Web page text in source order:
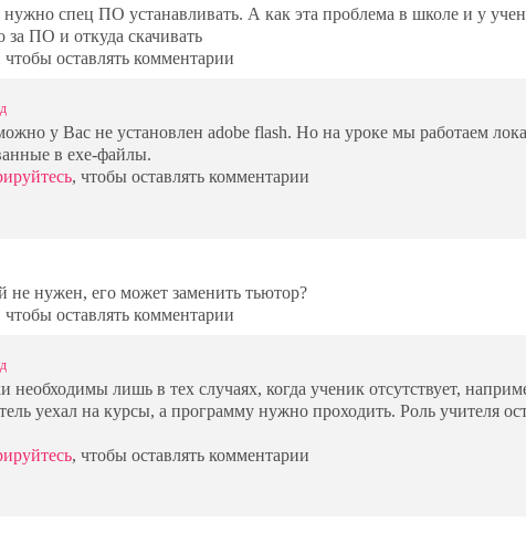
спец ПО устанавливать. А как эта проблема в школе и у
за ПО и откуда скачивать
чтобы оставлять комментарии
у Вас не установлен adobe flash. Но на уроке мы работаем
в exe-файлы.
, чтобы оставлять комментарии
не нужен, его может заменить тьютор?
чтобы оставлять комментарии
необходимы лишь в тех случаях, когда ученик отсутствует,
уехал на курсы, а программу нужно проходить. Роль учителя
, чтобы оставлять комментарии